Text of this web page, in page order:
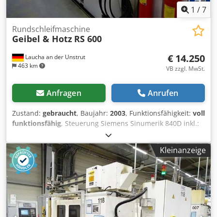
Zwischenverkauf, Änderungen und Irrtümer vorbehalten.
Eoa Weitere Informationen auf Anfrage.
1 /7
Laucha an der Unstrut
463 km
Rundschleifmaschine
Geibel & Hotz RS 600
€ 14.250
VB zzgl. MwSt.
Anfragen Anrufen
Zustand: gebraucht, Baujahr: 2003, Funktionsfähigkeit: voll
funktionsfähig, Steuerung Siemens Sinumerik 840D inkl.:
Schleifmittelaufbereitung, Hydraulikaggregat, und
Portalladesystem zum Be- und Entladen der Maschine
Technische Daten: Spitzenweite: 600mm, Spitzenhöhe:
180mm maximaler Schleifdurchmesser: 355mm maximales
Werkstückgewicht: 150kg maximale Z-Achsgeschwindigkeit:
11 m/min minimale Z-Achsgeschwindigkeit: 0,01 m/min
maximale X-Achsgeschwindigkeit: 7,5 m/min minimale X-
Achsgeschwindigkeit: 0,01 m/min
Außenrundschleifspindel: Schleifscheibe Standard (Øa x b
Kleinanzeige